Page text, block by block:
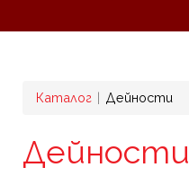
Breadcrumb
Каталог Дейности
Дейности